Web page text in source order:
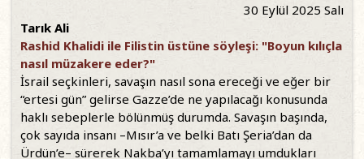
30 Eylül 2025 Salı
Tarık Ali
Rashid Khalidi ile Filistin üstüne söyleşi: "Boyun kılıçla
nasıl müzakere eder?"
İsrail seçkinleri, savaşın nasıl sona ereceği ve eğer bir
“ertesi gün” gelirse Gazze’de ne yapılacağı konusunda
haklı sebeplerle bölünmüş durumda. Savaşın başında,
çok sayıda insanı –Mısır’a ve belki Batı Şeria’dan da
Ürdün’e– sürerek Nakba’yı tamamlamayı umdukları